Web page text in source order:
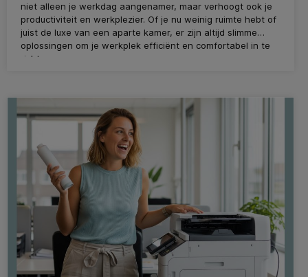
niet alleen je werkdag aangenamer, maar verhoogt ook je
productiviteit en werkplezier. Of je nu weinig ruimte hebt of
juist de luxe van een aparte kamer, er zijn altijd slimme
oplossingen om je werkplek efficiënt en comfortabel in te
richten.